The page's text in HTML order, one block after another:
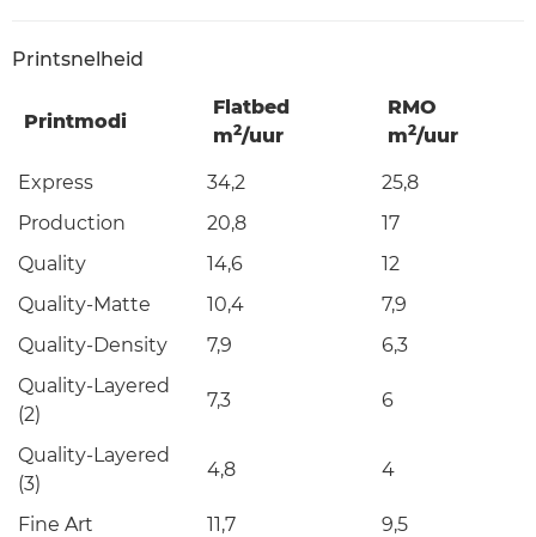
Printsnelheid
Printmodi
Flatbed
m2/uur
RMO
m2/uur
Express 34,2
25,8
Production
20,8
17
Quality
14,6
12
Quality-Matte
10,4
7,9
Quality-Density
7,9
6,3
Quality-Layered
(2)
7,3 6
Quality-Layered
(3)
4,8 4
Fine Art 11,7 9,5